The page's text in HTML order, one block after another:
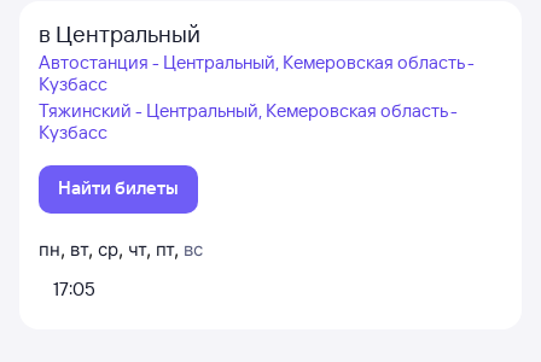
в Центральный
Автостанция - Центральный, Кемеровская область -
Кузбасс
Тяжинский - Центральный, Кемеровская область -
Кузбасс
Найти билеты
пн, вт, ср, чт, пт, вс
17:05